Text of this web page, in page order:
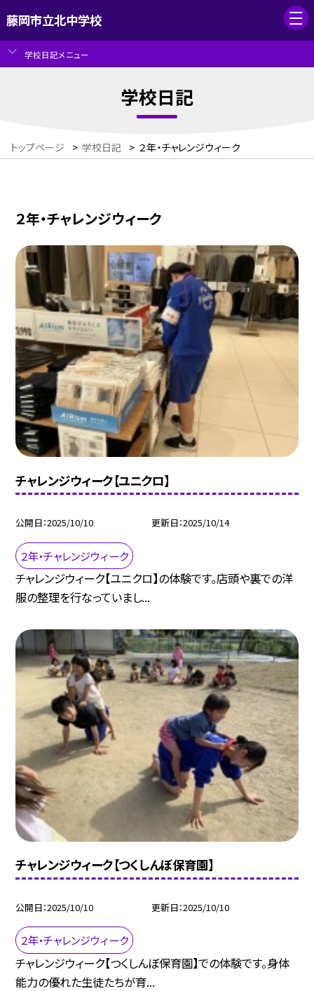
藤岡市立北中学校
学校日記メニュー
学校日記
トップページ > 学校日記 > ２年・チャレンジウィーク
２年・チャレンジウィーク
チャレンジウィーク【ユニクロ】
公開日 2025/10/10 更新日 2025/10/14
２年・チャレンジウィーク
チャレンジウィーク【ユニクロ】の体験です。店頭や裏での洋
服の整理を行なっていまし...
チャレンジウィーク【つくしんぼ保育園】
公開日 2025/10/10 更新日 2025/10/10
２年・チャレンジウィーク
チャレンジウィーク【つくしんぼ保育園】での体験です。身体
能力の優れた生徒たちが育...